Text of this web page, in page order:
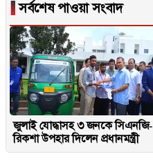
▐সর্বশেষ পাওয়া সংবাদ
জুলাই যোদ্ধাসহ ৩ জনকে সিএনজি-
রিকশা উপহার দিলেন প্রধানমন্ত্রী